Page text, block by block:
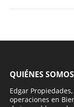
QUIÉNES SOMOS
Edgar
operaciones en